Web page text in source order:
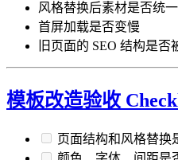
风格替换后素材是否统一
首屏加载是否变慢
旧页面的 SEO 结构是否
模板改造验收
页面结构和风格替换